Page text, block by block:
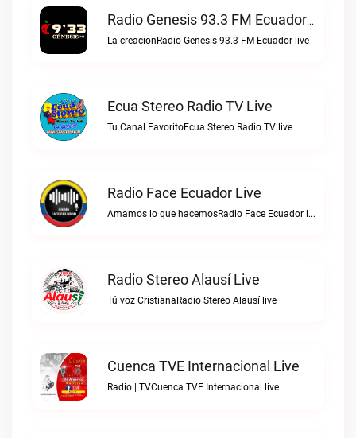
Radio Genesis 93.3 FM Ecuador Live
La creacionRadio Genesis 93.3 FM Ecuador live
Ecua Stereo Radio TV Live
Tu Canal FavoritoEcua Stereo Radio TV live
Radio Face Ecuador Live
Amamos lo que hacemosRadio Face Ecuador live
Radio Stereo Alausí Live
Tú voz CristianaRadio Stereo Alausí live
Cuenca TVE Internacional Live
Radio | TVCuenca TVE Internacional live